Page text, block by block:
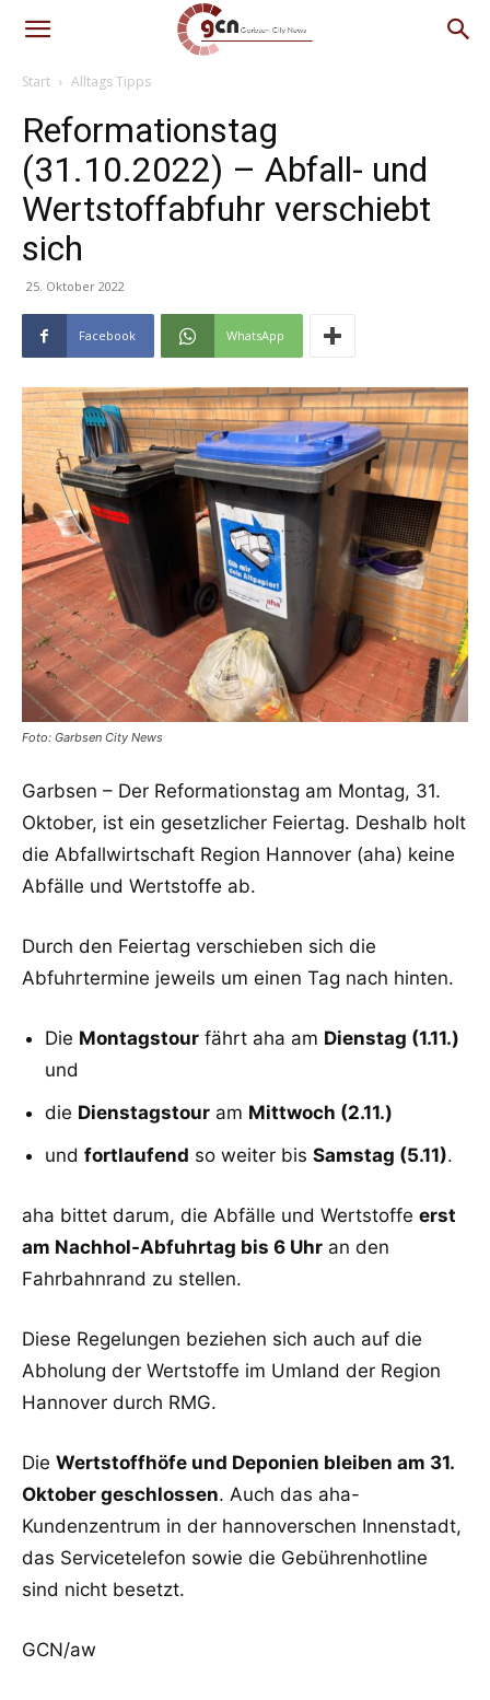
Start Alltags Tipps
Reformationstag
(31.10.2022) – Abfall- und
Wertstoffabfuhr verschiebt
sich
25. Oktober 2022
Facebook WhatsApp
Foto: Garbsen City News
Garbsen – Der Reformationstag am Montag, 31.
Oktober, ist ein gesetzlicher Feiertag. Deshalb holt
die Abfallwirtschaft Region Hannover (aha) keine
Abfälle und Wertstoffe ab.
Durch den Feiertag verschieben sich die
Abfuhrtermine jeweils um einen Tag nach hinten.
Die Montagstour fährt aha am Dienstag (1.11.)
und
die Dienstagstour am Mittwoch (2.11.)
und fortlaufend so weiter bis Samstag (5.11).
aha bittet darum, die Abfälle und Wertstoffe erst
am Nachhol-Abfuhrtag bis 6 Uhr an den
Fahrbahnrand zu stellen.
Diese Regelungen beziehen sich auch auf die
Abholung der Wertstoffe im Umland der Region
Hannover durch RMG.
Die Wertstoffhöfe und Deponien bleiben am 31.
Oktober geschlossen. Auch das aha-
Kundenzentrum in der hannoverschen Innenstadt,
das Servicetelefon sowie die Gebührenhotline
sind nicht besetzt.
GCN/aw